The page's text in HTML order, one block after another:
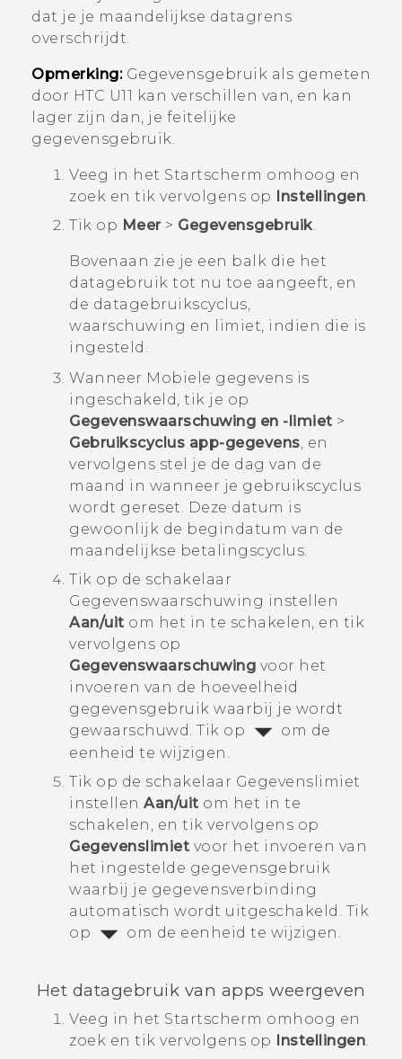
dat je je maandelijkse datagrens
overschrijdt.
Opmerking:Gegevensgebruik als gemeten
door HTC U11 kan verschillen van, en kan
lager zijn dan, je feitelijke
gegevensgebruik.
Veeg in het Startscherm omhoog en
zoek en tik vervolgens op Instellingen
Tik op Meer> Gegevensgebruik
Bovenaan zie je een balk die het
datagebruik tot nu toe aangeeft, en
de datagebruikscyclus,
waarschuwing en limiet, indien die is
ingesteld.
Wanneer Mobiele gegevens is
ingeschakeld, tik je op
Gegevenswaarschuwing en -limiet >
Gebruikscyclus app-gegevens , en
vervolgens stel je de dag van de
maand in wanneer je gebruikscyclus
wordt gereset.
Deze datum is
gewoonlijk de begindatum van de
maandelijkse betalingscyclus.
Tik op de schakelaar
Gegevenswaarschuwing instellen
Aan/uit om het in te schakelen, en tik
vervolgens op
Gegevenswaarschuwing voor het
invoeren van de hoeveelheid
gegevensgebruik waarbij je wordt
gewaarschuwd. Tik op
om de
eenheid te wijzigen.
Tik op de schakelaar Gegevenslimiet
instellen Aan/uit om het in te
schakelen, en tik vervolgens op
Gegevenslimiet voor het invoeren van
het ingestelde gegevensgebruik
waarbij je gegevensverbinding
automatisch wordt uitgeschakeld. Tik
op
om de eenheid te wijzigen.
Het datagebruik van apps weergeven
Veeg in het Startscherm omhoog en
zoek en tik vervolgens op Instellingen.